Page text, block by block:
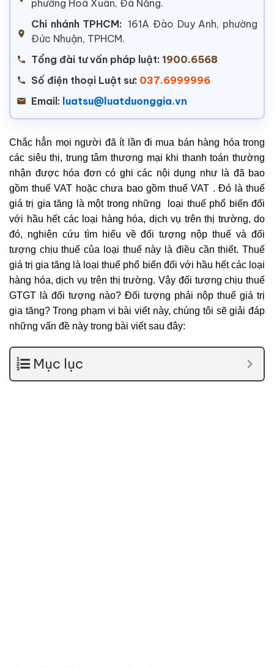
phường Hoà Xuân, Đà Nẵng.
Chi nhánh TPHCM: 161A Đào Duy Anh, phường
Đức Nhuận, TPHCM.
Tổng đài tư vấn pháp luật: 1900.6568
Số điện thoại Luật sư: 037.6999996
Email: luatsu@luatduonggia.vn
Chắc hẳn mọi người đã ít lần đi mua bán hàng hóa trong
các siêu thị, trung tâm thương mại khi thanh toán thường
nhận được hóa đơn có ghi các nội dụng như là đã bao
gồm thuế VAT hoặc chưa bao gồm thuế VAT . Đó là thuế
giá trị gia tăng là một trong những loại thuế phổ biến đối
với hầu hết các loại hàng hóa, dịch vụ trên thị trường, do
đó, nghiên cứu tìm hiểu về đối tượng nộp thuế và đối
tượng chịu thuế của loại thuế này là điều cần thiết. Thuế
giá trị gia tăng là loại thuế phổ biến đối với hầu hết các loại
hàng hóa, dịch vụ trên thị trường. Vậy đối tượng chịu thuế
GTGT là đối tượng nào? Đối tượng phải nộp thuế giá trị
gia tăng? Trong phạm vi bài viết này, chúng tôi sẽ giải đáp
những vấn đề này trong bài viết sau đây:
Mục lục